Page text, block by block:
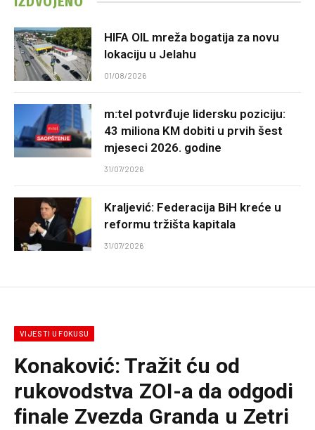
HIFA OIL mreža bogatija za novu
lokaciju u Jelahu
01/08/2026
m:tel potvrđuje lidersku poziciju:
43 miliona KM dobiti u prvih šest
mjeseci 2026. godine
31/07/2026
Kraljević: Federacija BiH kreće u
reformu tržišta kapitala
31/07/2026
VIJESTI U FOKUSU
Konaković: Tražit ću od
rukovodstva ZOI-a da odgodi
finale Zvezda Granda u Zetri